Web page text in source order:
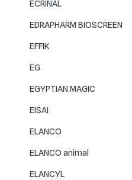
ECRINAL
EDRAPHARM BIOSCREEN
EFFIK
EG
EGYPTIAN MAGIC
EISAI
ELANCO
ELANCO animal
ELANCYL